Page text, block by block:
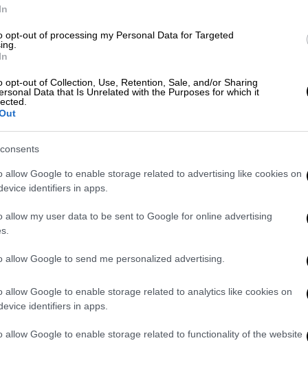
opt-out of processing my Personal Data for Targeted
opt-out of Collection, Use, Retention, Sale, and/or Sharing
Data that Is Unrelated with the Purposes for which it
allow Google to enable storage related to advertising like cookies on
identifiers in apps.
allow my user data to be sent to Google for online advertising
allow Google to send me personalized advertising.
allow Google to enable storage related to analytics like cookies on
identifiers in apps.
allow Google to enable storage related to functionality of the website
ωστόσο, ούτε στο βόρειο τμήμα έχει
των υδάτων από τη Βουλγαρία έχει
βόρειο Έβρο, όμως,
αυτή η μείωση δεν
ολόκληρη η παραποτάμια περιοχή να
Τώρα που κατέβηκε νοτιότερα η
μπήκε στη χώρα μας τις προηγούμενες
από την
και Σουφλίου, κυρίως στην
, χωριά που είναι τα κοντινότερα στο
εκτάσεων. Αν συνεχιστεί
μέρες θα αντιμετωπίσει πρόβλημα
της χωριά», αναφέρει ο κ.
με τον κίνδυνο πλημμυρών
ο νομός Έβρου βρίσκεται
πλημμυρών. Η αρχή έγινε από τον ποταμό
Διδυμότειχο και ήταν από τότε πάρα πολύ
μεγάλη άνοδο των ποσοτήτων νερού
ο ποταμός